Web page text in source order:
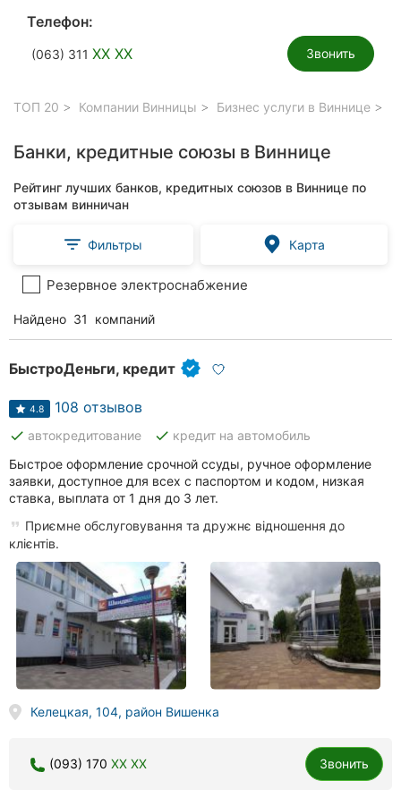
Телефон:
(063) 311 XX XX Звонить
ТОП 20 Компании Винницы Бизнес услуги в Виннице
Банки, кредитные союзы в Виннице
Рейтинг лучших банков, кредитных союзов в Виннице по
отзывам винничан
Фильтры Карта
Резервное электроснабжение
Найдено 31 компаний
БыстроДеньги, кредит
4.8 108 отзывов
done автокредитование done кредит на автомобиль
Быстрое оформление срочной ссуды, ручное оформление
заявки, доступное для всех с паспортом и кодом, низкая
ставка, выплата от 1 дня до 3 лет.
Приємне обслуговування та дружнє відношення до
клієнтів.
Келецкая, 104, район Вишенка
(093) 170 XX XX Звонить